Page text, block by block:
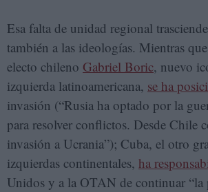
Esa falta de unidad regional
también a las ideologías. Mientras
electo chileno Gabriel Boric, nuevo
izquierda latinoamericana, se ha
invasión (“Rusia ha optado por la
para resolver conflictos. Desde Chile
invasión a Ucrania”); Cuba, el otro
izquierdas continentales, ha
Unidos y a la OTAN de continuar “la